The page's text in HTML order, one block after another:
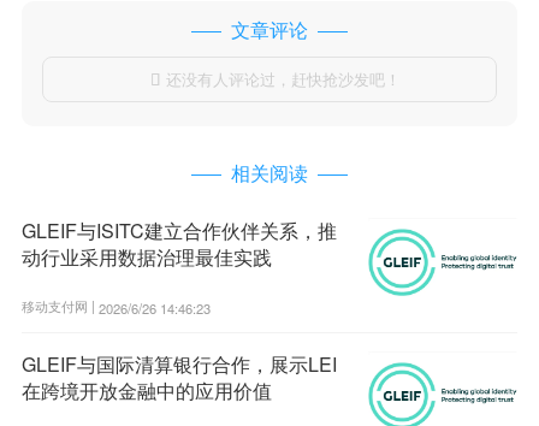
文章评论
 还没有人评论过，赶快抢沙发吧！
相关阅读
GLEIF与ISITC建立合作伙伴关系，推
动行业采用数据治理最佳实践
移动支付网 | 2026/6/26 14:46:23
GLEIF与国际清算银行合作，展示LEI
在跨境开放金融中的应用价值